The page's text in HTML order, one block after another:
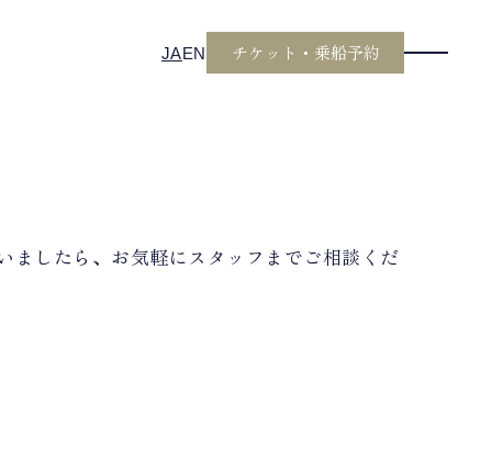
EN
JA チケット・乗船予約
ましたら、お気軽にスタッフまでご相談くだ